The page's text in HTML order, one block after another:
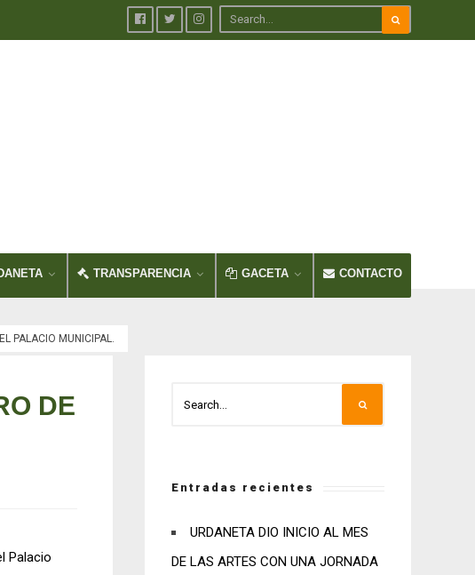
TRANSPARENCIA GACETA CONTACTO
PALACIO MUNICIPAL.
DE
Palacio
Entradas recientes
URDANETA DIO INICIO AL MES
DE LAS ARTES CON UNA JORNADA